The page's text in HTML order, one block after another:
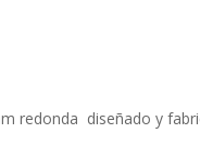
redonda diseñado y